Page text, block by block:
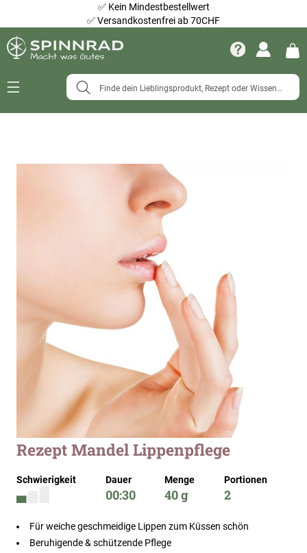
✅ Kein Mindestbestellwert
✅Versandkostenfrei ab 70CHF
Navigation
Zum
Anfang
Bildergalerie
springen
Rezept Mandel Lippenpflege
Schwierigkeit Dauer
00:30
Menge
40 g
Portionen
2
Für weiche geschmeidige Lippen zum Küssen schön
Beruhigende & schützende Pflege